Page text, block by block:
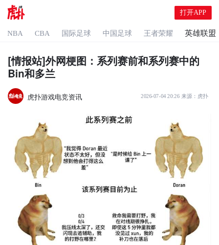
打开APP
NBA CBA 国际足球 中国足球 王者荣耀 英雄联盟
[情报站]外网梗图：系列赛前和系列赛中的
Bin和多兰
虎扑游戏电竞资讯 2026-07-04 20:26 来源： 虎扑